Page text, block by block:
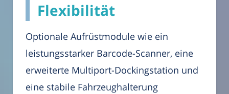
Flexibilität
Optionale Aufrüstmodule wie ein
leistungsstarker Barcode-Scanner, eine
erweiterte Multiport-Dockingstation und
eine stabile Fahrzeughalterung